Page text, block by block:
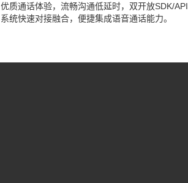
优质通话体验，流畅沟通低延时，双开放SDK/
系统快速对接融合，便捷集成语音通话能力。